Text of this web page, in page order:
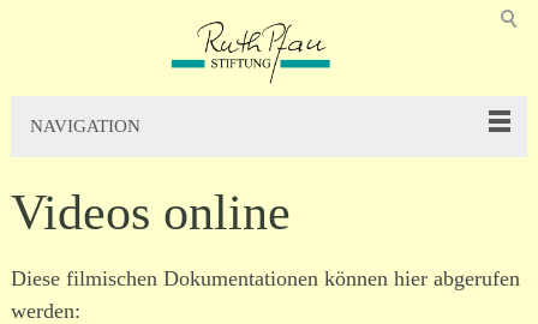
NAVIGATION
Videos online
Diese filmischen Dokumentationen können hier abge­rufen
werden: